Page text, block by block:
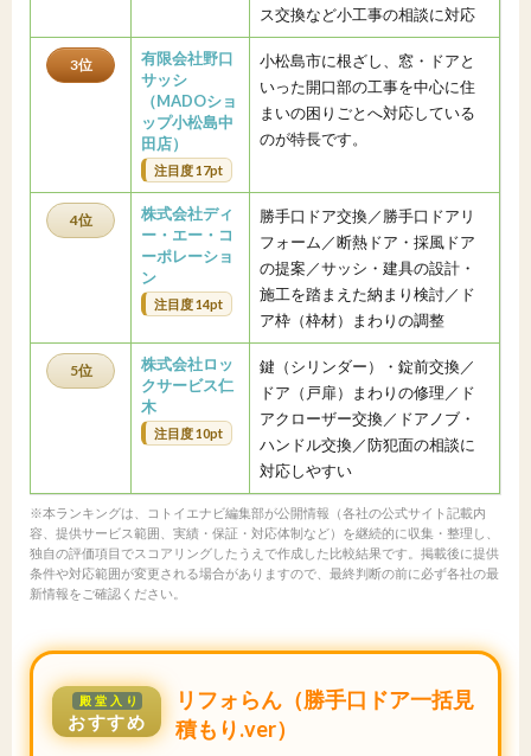
ス交換など小工事の相談に対応
3位
有限会社野口
サッシ
（MADOショ
ップ小松島中
田店）
注目度 17pt
小松島市に根ざし、窓・ドアと
いった開口部の工事を中心に住
まいの困りごとへ対応している
のが特長です。
4位
株式会社ディ
ー・エー・コ
ーポレーショ
ン
注目度 14pt
勝手口ドア交換／勝手口ドアリ
フォーム／断熱ドア・採風ドア
の提案／サッシ・建具の設計・
施工を踏まえた納まり検討／ド
ア枠（枠材）まわりの調整
5位
株式会社ロッ
クサービス仁
木
注目度 10pt
鍵（シリンダー）・錠前交換／
ドア（戸扉）まわりの修理／ド
アクローザー交換／ドアノブ・
ハンドル交換／防犯面の相談に
対応しやすい
※本ランキングは、コトイエナビ編集部が公開情報（各社の公式サイト記載内
容、提供サービス範囲、実績・保証・対応体制など）を継続的に収集・整理し、
独自の評価項目でスコアリングしたうえで作成した比較結果です。掲載後に提供
条件や対応範囲が変更される場合がありますので、最終判断の前に必ず各社の最
新情報をご確認ください。
殿堂入り
おすすめ
リフォらん（勝手口ドア一括見
積もり.ver）